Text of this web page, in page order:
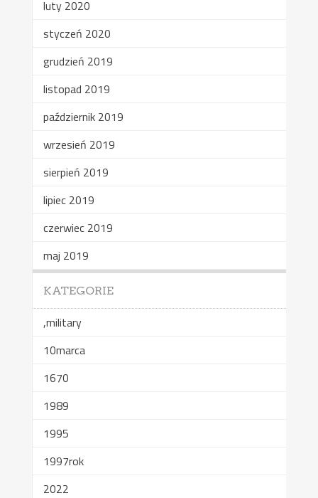
luty 2020
styczeń 2020
grudzień 2019
listopad 2019
październik 2019
wrzesień 2019
sierpień 2019
lipiec 2019
czerwiec 2019
maj 2019
KATEGORIE
,military
10marca
1670
1989
1995
1997rok
2022